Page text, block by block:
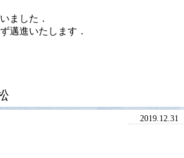
ました．
邁進いたします．
2019.12.31